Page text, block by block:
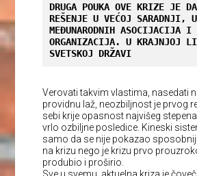
DRUGA POUKA OVE KRIZE JE
REŠENJE U VEĆOJ SARADNJI,
MEĐUNARODNIH ASOCIJACIJA I
ORGANIZACIJA. U KRAJNJOJ
SVETSKOJ DRŽAVI
Verovati takvim vlastima, nasedati
providnu laž, neozbiljnost je prvog
sebi krije opasnost najvišeg
vrlo ozbiljne posledice. Kineski
samo da se nije pokazao
na krizu nego je krizu prvo
produbio i proširio.